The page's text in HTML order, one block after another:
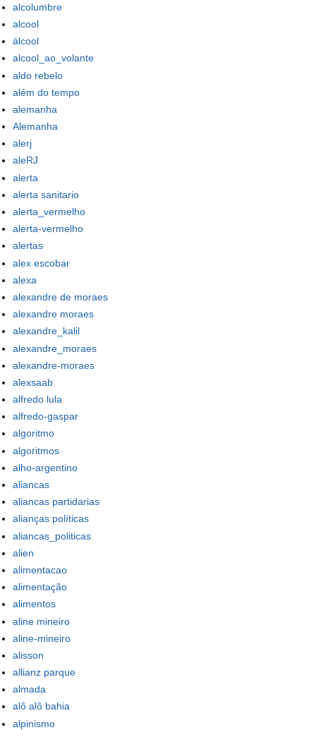
alcolumbre
alcool
álcool
alcool_ao_volante
aldo rebelo
além do tempo
alemanha
Alemanha
alerj
aleRJ
alerta
alerta sanitario
alerta_vermelho
alerta-vermelho
alertas
alex escobar
alexa
alexandre de moraes
alexandre moraes
alexandre_kalil
alexandre_moraes
alexandre-moraes
alexsaab
alfredo lula
alfredo-gaspar
algoritmo
algoritmos
alho-argentino
aliancas
aliancas partidarias
alianças políticas
aliancas_politicas
alien
alimentacao
alimentação
alimentos
aline mineiro
aline-mineiro
alisson
allianz parque
almada
alô alô bahia
alpinismo